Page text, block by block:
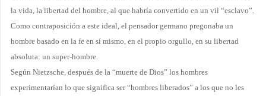
la vida, la libertad del hombre, al que habría convertido en un vil “esclavo”.
Como contraposición a este ideal, el pensador germano pregonaba un
hombre basado en la fe en sí mismo, en el propio orgullo, en su libertad
absoluta: un super-hombre.
Según Nietzsche, después de la “muerte de Dios” los hombres
experimentarían lo que significa ser “hombres liberados” a los que no les